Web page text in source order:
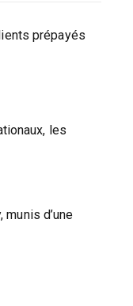
prépayés
les
d’une